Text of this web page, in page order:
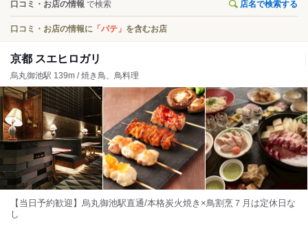
口コミ・お店の情報 で検索 店名で検索する
口コミ・お店の情報に 「パテ」 を含むお店
京都 スエヒロガリ
烏丸御池駅 139m / 焼き鳥、鳥料理
【当日予約歓迎】烏丸御池駅直通/本格炭火焼き×鳥割烹７月は定休日な
し